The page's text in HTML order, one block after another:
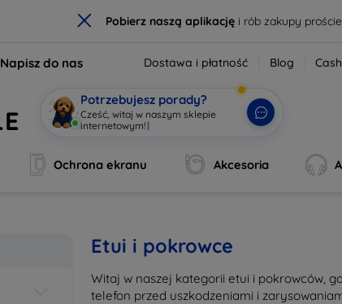
× Pobierz naszą aplikacjęi rób zakupy
Napisz do nas Dostawa i płatność Blog
Potrzebujesz porady?
Cześć, witaj w naszym sklepie
internetowym! |
Ochrona ekranu Akcesoria
Etui i pokrowce
Witaj w naszej kategorii etui i pokrowców,
telefon przed uszkodzeniami i